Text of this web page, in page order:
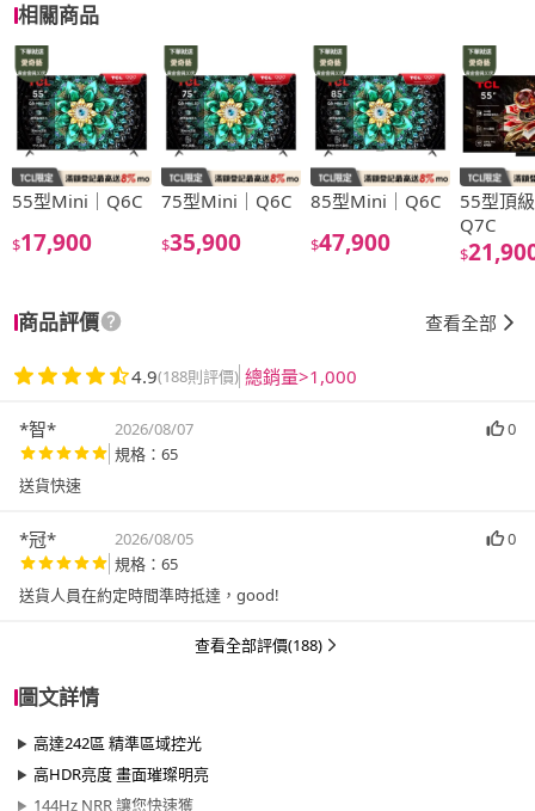
相關商品
55型Mini｜Q6C
$17,900
75型Mini｜Q6C
$35,900
85型Mini｜Q6C
$47,900
55型頂
Q7C
$
商品評價 查看全部
4.9(188則評價) 總銷量>1,000
*智* 2026/08/07
0
規格：65
送貨快速
*冠* 2026/08/05
0
規格：65
送貨人員在約定時間準時抵達，good!
查看全部評價(188)
圖文詳情
高達242區 精準區域控光
高HDR亮度 畫面璀璨明亮
144Hz NRR 讓您快速獲